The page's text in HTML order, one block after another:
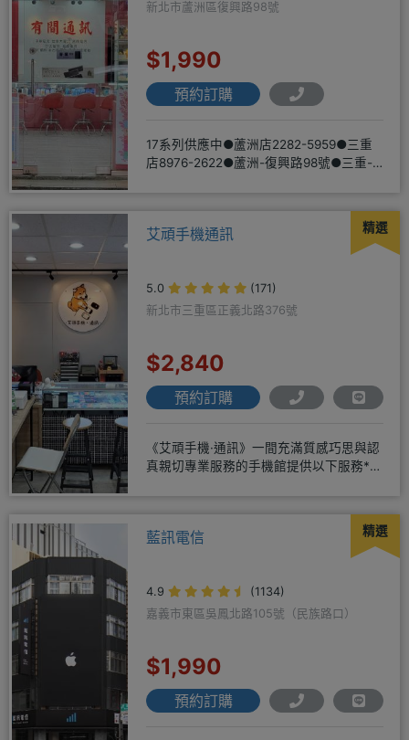
新北市蘆洲區復興路98號
$1,990
預約訂購
17系列供應中●蘆洲店2282-5959●三重
店8976-2622●蘆洲-復興路98號●三重-
精選
艾頑手機通訊
5.0
(171)
新北市三重區正義北路376號
$2,840
預約訂購
《艾頑手機·通訊》一間充滿質感巧思與認
真親切專業服務的手機館提供以下服務*免
精選
藍訊電信
4.9
(1134)
嘉義市東區吳鳳北路105號（民族路口）
$1,990
預約訂購